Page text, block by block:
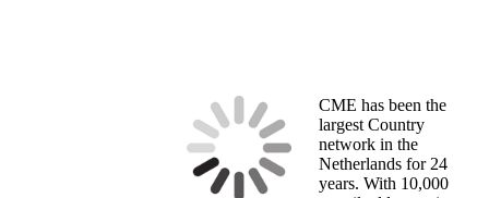
CME has been the
largest Country
network in the
Netherlands for 24
years. With 10,000